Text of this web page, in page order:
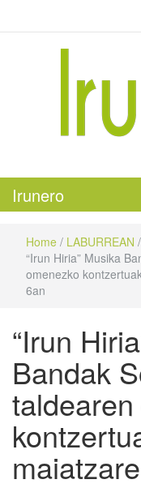
Irunero
Home / LABURREAN /
“Irun Hiria” Musika
omenezko
6an
“Irun
Bandak